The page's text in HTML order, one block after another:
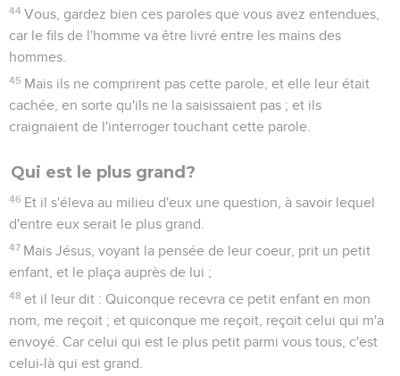
44 Vous, gardez bien ces paroles que vous avez entendues,
car le fils de l'homme va être livré entre les mains des
hommes.
45 Mais ils ne comprirent pas cette parole, et elle leur était
cachée, en sorte qu'ils ne la saisissaient pas ; et ils
craignaient de l'interroger touchant cette parole.
Qui est le plus grand?
46 Et il s'éleva au milieu d'eux une question, à savoir lequel
d'entre eux serait le plus grand.
47 Mais Jésus, voyant la pensée de leur coeur, prit un petit
enfant, et le plaça auprès de lui ;
48 et il leur dit : Quiconque recevra ce petit enfant en mon
nom, me reçoit ; et quiconque me reçoit, reçoit celui qui m'a
envoyé. Car celui qui est le plus petit parmi vous tous, c'est
celui-là qui est grand.